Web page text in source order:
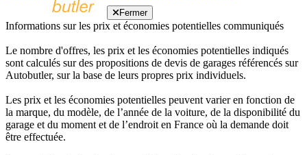
Fermer
Informations sur les prix et économies potentielles communiqués
Le nombre d'offres, les prix et les économies potentielles indiqués
sont calculés sur des propositions de devis de garages référencés sur
Autobutler, sur la base de leurs propres prix individuels.
Les prix et les économies potentielles peuvent varier en fonction de
la marque, du modèle, de l’année de la voiture, de la disponibilité du
garage et du moment et de l’endroit en France où la demande doit
être effectuée.